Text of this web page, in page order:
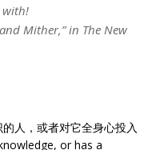
with!
Mither,” in The New
人，或者对它全身心投入
or has a